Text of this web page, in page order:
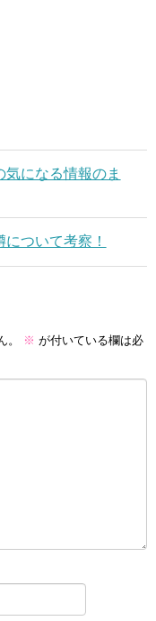
になる情報のま
ついて考察！
※ が付いている欄は必